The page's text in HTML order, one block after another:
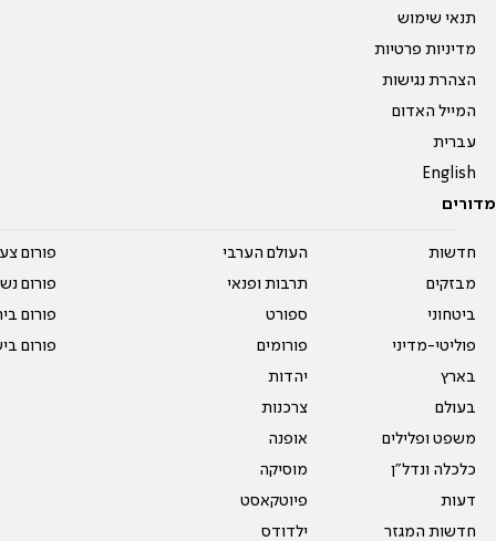
תנאי שימוש
מדיניות פרטיות
הצהרת נגישות
המייל האדום
עברית
English
מדורים
חדשות
מבזקים
ביטחוני
פוליטי-מדיני
בארץ
בעולם
משפט ופלילים
כלכלה ונדל"ן
דעות
חדשות המגזר
העולם הערבי
תרבות ופנאי
ספורט
פורומים
יהדות
צרכנות
אופנה
מוסיקה
פיוטקאסט
ילדודס
פורום
פורום
פורום
פורום